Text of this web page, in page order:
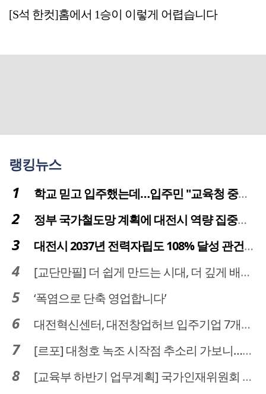
[S석 한컷]홈에서 1승이 이렇게 어렵습니다
랭킹뉴스
학교 믿고 입주했는데…입주민 "교육청 중재 나서라"
정부 국가철도망 계획에 대전시 역량 집중해야
대전시 2037년 전력자립도 108% 달성 관건은 '주민 수용성'
[교단만필] 더 쉽게 만드는 시대, 더 깊게 배우는 교육
‘폭염으로 단축 영업합니다’
대전혁신센터, 대전창업허브 입주기업 7개사 모집
[르포] 대청호 녹조 시작점 추소리 가보니…걷어내도 짙은 초록빛
[교육부 하반기 업무계획] 국가인재위원회 신설… 거점국립대 3곳 성장엔진·AI 분야 패키지 지원